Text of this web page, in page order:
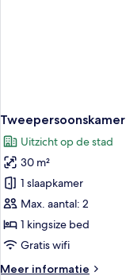
Tweepersoonskamer
Uitzicht op de stad
30 m²
1 slaapkamer
Max. aantal: 2
1 kingsize bed
Gratis wifi
Meer informatie
Meer